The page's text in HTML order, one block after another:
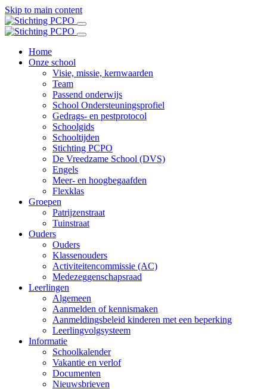
Skip to main content
Home
Onze school
Visie, missie, kernwaarden
Team
Passend onderwijs
School Ondersteuningsprofiel
Gedrags- en pestprotocol
Schoolgids
Schooltijden
Stichting PCPO
De Vreedzame School (DVS)
Engels
Meer- en hoogbegaafden
Flexklas
Groepen
Patrijzenstraat
Tuinstraat
Ouders
Ouders
Klassenouders
Activiteitencommissie (AC)
Medezeggenschapsraad
Leerlingen
Algemeen
Aanmelden of kennismaken
Aanmeldingsbeleid kinderen met een beperking
Leerlingvolgsysteem
Informatie
Schoolkalender
Vakantie en verlof
Documenten
Nieuwsbrieven